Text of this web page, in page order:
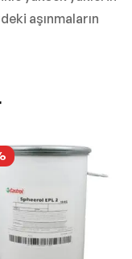
aşınmaların